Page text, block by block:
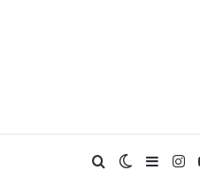
يوتيوبانستقرامإضافة عمود جانبي
الوضع المظلم
بحث عن